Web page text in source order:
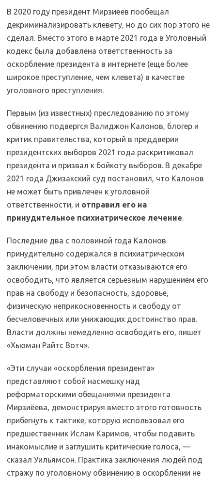
В 2020 году президент Мирзиёев пообещал
декриминализировать клевету, но до сих пор этого не
сделал. Вместо этого в марте 2021 года в Уголовный
кодекс была добавлена ответственность за
оскорбление президента в интернете (еще более
широкое преступление, чем клевета) в качестве
уголовного преступления.
Первым (из известных) преследованию по этому
обвинению подвергся Валиджон Калонов, блогер и
критик правительства, который в преддверии
президентских выборов 2021 года раскритиковал
президента и призвал к бойкоту выборов. В декабре
2021 года Джизакский суд постановил, что Калонов
не может быть привлечен к уголовной
ответственности, и отправил его на
принудительное психиатрическое лечение.
Последние два с половиной года Калонов
принудительно содержался в психиатрическом
заключении, при этом власти отказываются его
освободить, что является серьезным нарушением его
прав на свободу и безопасность, здоровье,
физическую неприкосновенность и свободу от
бесчеловечных или унижающих достоинство прав.
Власти должны немедленно освободить его, пишет
«Хьюман Райтс Вотч».
«Эти случаи «оскорбления президента»
представляют собой насмешку над
реформаторскими обещаниями президента
Мирзиёева, демонстрируя вместо этого готовность
прибегнуть к тактике, которую использовал его
предшественник Ислам Каримов, чтобы подавить
инакомыслие и заглушить критические голоса, —
сказал Уильямсон. Практика заключения людей под
стражу по уголовному обвинению в оскорблении не